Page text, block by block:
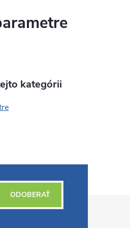
kategórii
ODOBERAŤ